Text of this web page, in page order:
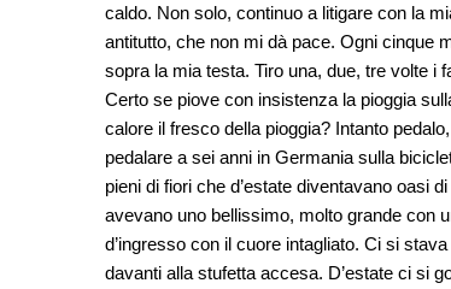
caldo. Non solo, continuo a litigare con la
antitutto, che non mi dà pace. Ogni cinque
sopra la mia testa. Tiro una, due, tre volte i
Certo se piove con insistenza la pioggia
calore il fresco della pioggia? Intanto
pedalare a sei anni in Germania sulla
pieni di fiori che d’estate diventavano oasi
avevano uno bellissimo, molto grande con
d’ingresso con il cuore intagliato. Ci si
davanti alla stufetta accesa. D’estate ci si